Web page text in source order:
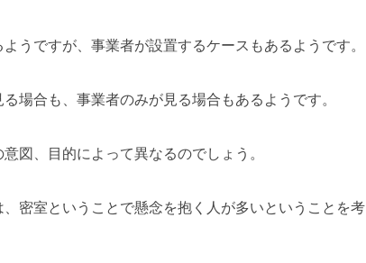
うですが、事業者が設置するケースもあるようです。
場合も、事業者のみが見る場合もあるようです。
図、目的によって異なるのでしょう。
密室ということで懸念を抱く人が多いということを考